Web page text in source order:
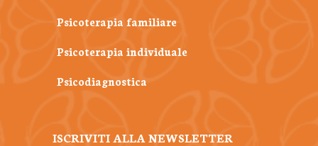
Psicoterapia familiare
Psicoterapia individuale
Psicodiagnostica
ISCRIVITI ALLA NEWSLETTER